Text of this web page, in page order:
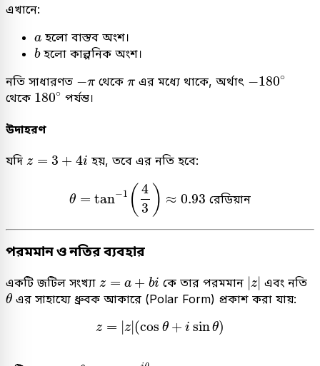
এখানে:
a
a হলো বাস্তব অংশ।
b
bহলো কাল্পনিক অংশ।
নতি সাধারণত −π
πথেকেπ
πএর মধ্যে থাকে, অর্থাৎ −180∘
180∘
থেকে 180∘
180∘ পর্যন্ত।
উদাহরণ
যদি z = 3 + 4i
z + 4 হয়, তবে এর নতি হবে:
θ = tan−1 ( 4
3 ) ≈ 0.93 রেডিয়ান
4 3 )≈
পরমমান ও নতির ব্যবহার
একটি জটিল সংখ্যা z = a + bi
z + b কে তার পরমমান |z|
|z| এবং নতি
θ
θ এর সাহায্যে ধ্রুবক আকারে (Polar Form) প্রকাশ করা যায়:
z = |z|(cos θ + i sinθ)
|z|(cosθ + sinθ )
θ